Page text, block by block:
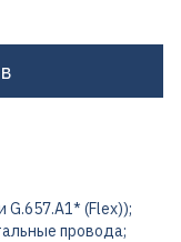
G.657.А1* (Flex));
провода;